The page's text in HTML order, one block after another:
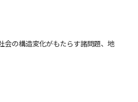
会の構造変化がもたらす諸問題、地